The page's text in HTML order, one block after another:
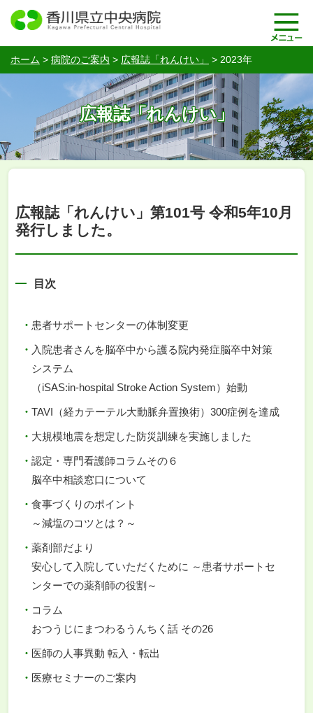
ホーム > 病院のご案内 > 広報誌「れんけい」 > 2023年
広報誌「れんけい」
広報誌「れんけい」第101号 令和5年10月
発行しました。
目次
患者サポートセンターの体制変更
入院患者さんを脳卒中から護る院内発症脳卒中対策
システム
（iSAS:in-hospital Stroke Action System）始動
TAVI（経カテーテル大動脈弁置換術）300症例を達成
大規模地震を想定した防災訓練を実施しました
認定・専門看護師コラムその６
脳卒中相談窓口について
食事づくりのポイント
～減塩のコツとは？～
薬剤部だより
安心して入院していただくために ～患者サポートセ
ンターでの薬剤師の役割～
コラム
おつうじにまつわるうんちく話 その26
医師の人事異動 転入・転出
医療セミナーのご案内